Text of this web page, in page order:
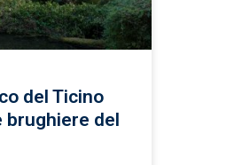
del Ticino
brughiere del